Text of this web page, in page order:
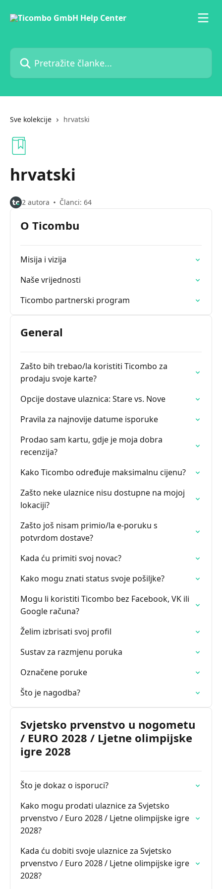
Pretražite članke...
Sve kolekcije hrvatski
hrvatski
2 autora Članci: 64
O Ticombu
Misija i vizija
Naše vrijednosti
Ticombo partnerski program
General
Zašto bih trebao/la koristiti Ticombo za
prodaju svoje karte?
Opcije dostave ulaznica: Stare vs. Nove
Pravila za najnovije datume isporuke
Prodao sam kartu, gdje je moja dobra
recenzija?
Kako Ticombo određuje maksimalnu cijenu?
Zašto neke ulaznice nisu dostupne na mojoj
lokaciji?
Zašto još nisam primio/la e-poruku s
potvrdom dostave?
Kada ću primiti svoj novac?
Kako mogu znati status svoje pošiljke?
Mogu li koristiti Ticombo bez Facebook, VK ili
Google računa?
Želim izbrisati svoj profil
Sustav za razmjenu poruka
Označene poruke
Što je nagodba?
Svjetsko prvenstvo u nogometu
/ EURO 2028 / Ljetne olimpijske
igre 2028
Što je dokaz o isporuci?
Kako mogu prodati ulaznice za Svjetsko
prvenstvo / Euro 2028 / Ljetne olimpijske igre
2028?
Kada ću dobiti svoje ulaznice za Svjetsko
prvenstvo / Euro 2028 / Ljetne olimpijske igre
2028?